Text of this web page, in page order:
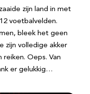
zijn land in met
voetbalvelden.
bleek het geen
zijn volledige akker
Oeps. Van
er gelukkig…